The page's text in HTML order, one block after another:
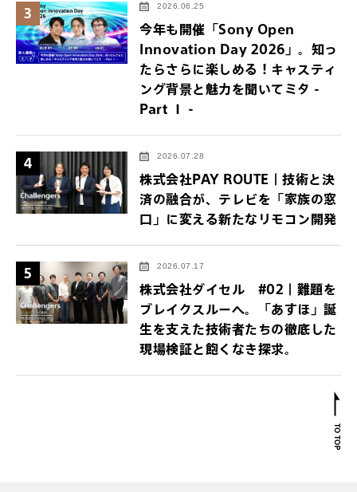
3 2026.06.25
今年も開催「Sony Open
Innovation Day 2026」。知っ
たらさらに楽しめる！キャスティ
ング背景と魅力を聞いてミタ -
Part Ⅰ -
4 2026.07.28
株式会社PAY ROUTE｜技術と決
済の融合が、テレビを「家族の窓
口」に変える新たなリモコン開発
5 2026.07.17
株式会社ダイセル #02｜難題を
ブレイクスルーへ。「あすほ」誕
生を支えた技術者たちの徹底した
現場検証と飽くなき探求。